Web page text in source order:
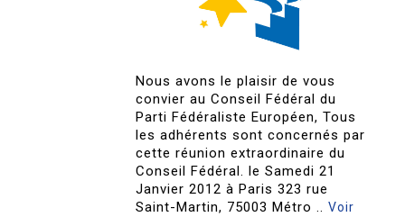
Nous avons le plaisir de vous
convier au Conseil Fédéral du
Parti Fédéraliste Européen, Tous
les adhérents sont concernés par
cette réunion extraordinaire du
Conseil Fédéral. le Samedi 21
Janvier 2012 à Paris 323 rue
Saint-Martin, 75003 Métro ..Voir